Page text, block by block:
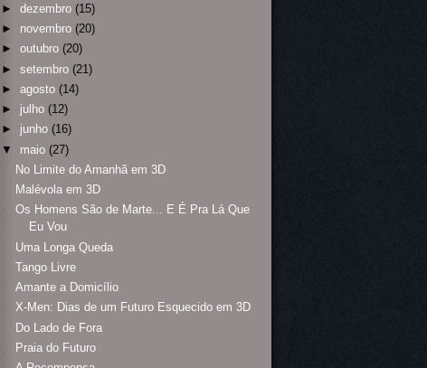
► dezembro (15)
► novembro (20)
► outubro (20)
► setembro (21)
► agosto (14)
► julho (12)
► junho (16)
▼
maio (27)
No Limite do Amanhã em 3D
Malévola em 3D
Os Homens São de Marte... E É Pra Lá Que
Eu Vou
Uma Longa Queda
Tango Livre
Amante a Domicílio
X-Men: Dias de um Futuro Esquecido em 3D
Do Lado de Fora
Praia do Futuro